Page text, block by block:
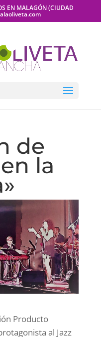
EN MALAGÓN (CIUDAD
de
la
Producto
al Jazz